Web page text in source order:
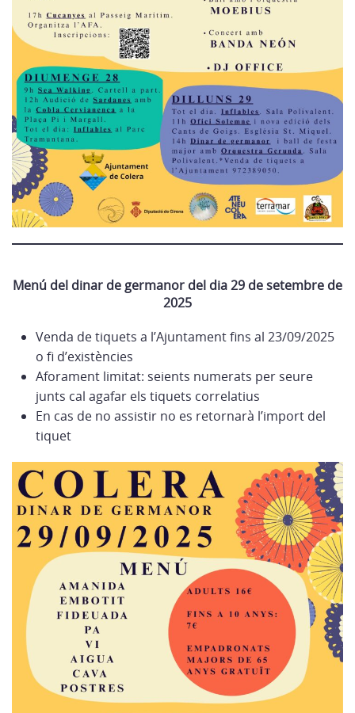
Menú del dinar de germanor del dia 29 de setembre de
2025
Venda de tiquets a l’Ajuntament fins al 23/09/2025
o fi d’existències
Aforament limitat: seients numerats per seure
junts cal agafar els tiquets correlatius
En cas de no assistir no es retornarà l’import del
tiquet